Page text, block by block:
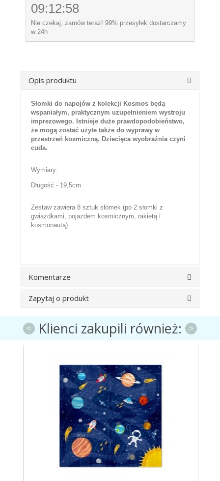
09:12:58
Nie czekaj, zamów teraz! 99% przesyłek dostarczamy
w 24h
Opis produktu
Słomki do napojów z kolekcji Kosmos będą
wspaniałym, praktycznym uzupełnieniem wystroju
imprezowego. Istnieje duże prawdopodobieństwo,
że mogą zostać użyte także do wyprawy w
przestrzeń kosmiczną. Dziecięca wyobraźnia czyni
cuda.
Wymiary:
Długość - 19,5cm
Zestaw zawiera 8 sztuk słomek (po 2 słomki z
gwiazdkami, pojazdem kosmicznym, rakietą i
kosmonautą)
Komentarze
Zapytaj o produkt
Klienci zakupili również:
< >